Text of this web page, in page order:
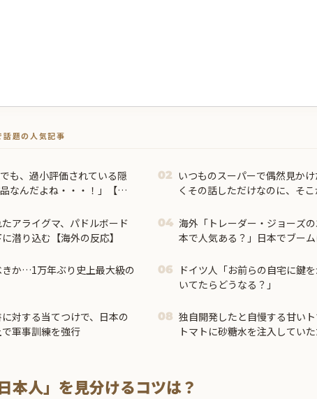
題の人気記事
も、過小評価されている隠
なんだよね・・・！」【海
02 いつものスーパーで偶然見か
くその話しただけなのに、そ
アライグマ、パドルボード
潜り込む【海外の反応】
04 海外「トレーダー・ジョーズ
本で人気ある？」日本でブー
か…1万年ぶり史上最大級の
06
ドイツ人「お前らの自宅に鍵
いてたらどうなる？」
対する当てつけで、日本の
軍事訓練を強行
08 独自開発したと自慢する甘い
トマトに砂糖水を注入してい
本人」を見分けるコツは？